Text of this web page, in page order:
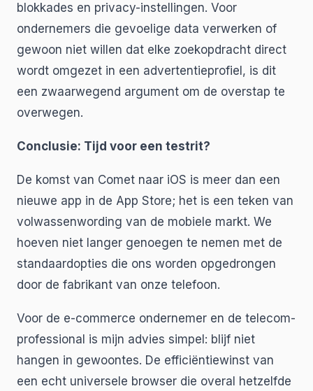
blokkades en privacy-instellingen. Voor
ondernemers die gevoelige data verwerken of
gewoon niet willen dat elke zoekopdracht direct
wordt omgezet in een advertentieprofiel, is dit
een zwaarwegend argument om de overstap te
overwegen.
Conclusie: Tijd voor een testrit?
De komst van Comet naar iOS is meer dan een
nieuwe app in de App Store; het is een teken van
volwassenwording van de mobiele markt. We
hoeven niet langer genoegen te nemen met de
standaardopties die ons worden opgedrongen
door de fabrikant van onze telefoon.
Voor de e-commerce ondernemer en de telecom-
professional is mijn advies simpel: blijf niet
hangen in gewoontes. De efficiëntiewinst van
een echt universele browser die overal hetzelfde